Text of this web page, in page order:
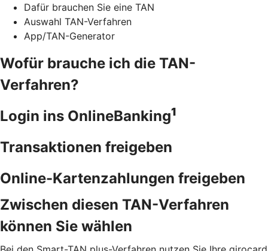
Dafür brauchen Sie eine TAN
Auswahl TAN-Verfahren
App/TAN-Generator
Wofür brauche ich die TAN-
Verfahren?
Login ins OnlineBanking1
Transaktionen freigeben
Online-Kartenzahlungen freigeben
Zwischen diesen TAN-Verfahren
können Sie wählen